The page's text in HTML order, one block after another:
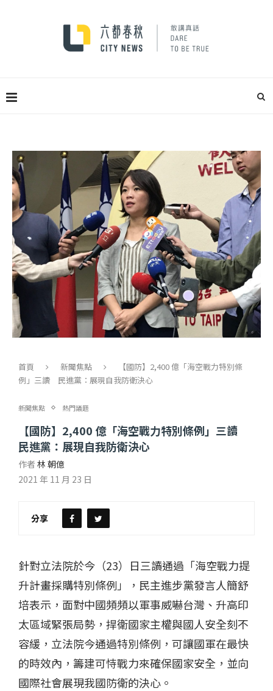
首頁 新聞焦點
【國防】2,400 億「海空戰力特別條
例」三讀 民進黨：展現自我防衛決心
新聞焦點 熱門議題
【國防】2,400 億「海空戰力特別條例」三讀
民進黨：展現自我防衛決心
作者 林 朝億
2021 年 11 月 23 日
分享
針對立法院於今（23）日三讀通過「海空戰力提
升計畫採購特別條例」，民主進步黨發言人簡舒
培表示，面對中國頻頻以軍事威嚇台灣、升高印
太區域緊張局勢，捍衛國家主權與國人安全刻不
容緩，立法院今通過特別條例，可讓國軍在最快
的時效內，籌建可恃戰力來確保國家安全，並向
國際社會展現我國防衛的決心。